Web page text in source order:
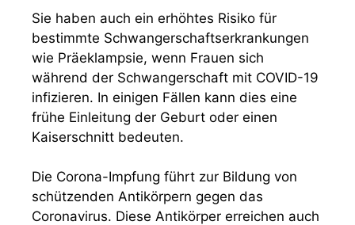
Sie haben auch ein erhöhtes Risiko für
bestimmte Schwangerschaftserkrankungen
wie Präeklampsie, wenn Frauen sich
während der Schwangerschaft mit COVID-19
infizieren. In einigen Fällen kann dies eine
frühe Einleitung der Geburt oder einen
Kaiserschnitt bedeuten.
Die Corona-Impfung führt zur Bildung von
schützenden Antikörpern gegen das
Coronavirus. Diese Antikörper erreichen auch